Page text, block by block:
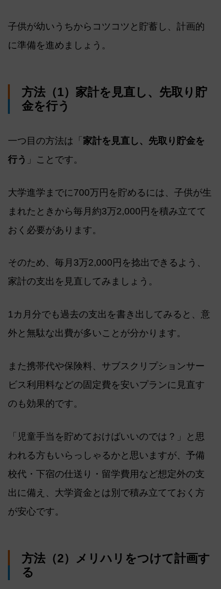
子供が幼いうちからコツコツと貯蓄し、計画的
に準備を進めましょう。
方法（1）家計を見直し、先取り貯
金を行う
一つ目の方法は「 家計を見直し、先取り貯金を
行う 」ことです。
大学進学までに700万円を貯めるには、子供が生
まれたときから毎月約3万2,000円を積み立てて
おく必要があります。
そのため、毎月3万2,000円を捻出できるよう、
家計の支出を見直してみましょう。
1カ月分でも過去の支出を書き出してみると、意
外と無駄な出費が多いことが分かります。
また携帯代や保険料、サブスクリプションサー
ビス利用料などの固定費を安いプランに見直す
のも効果的です。
「児童手当を貯めておけばいいのでは？」と思
われる方もいらっしゃるかと思いますが、予備
校代・下宿の仕送り・留学費用など想定外の支
出に備え、大学資金とは別で積み立てておく方
が安心です。
方法（2）メリハリをつけて計画す
る